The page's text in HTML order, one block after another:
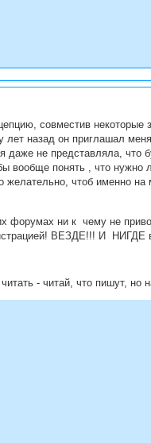
совместив
лет назад он приглашал
даже не представляла, что
вообще понять , что
чтоб именно на
форумах ни к чему не
ВЕЗДЕ!!! И НИГДЕ
- читай, что пишут, но